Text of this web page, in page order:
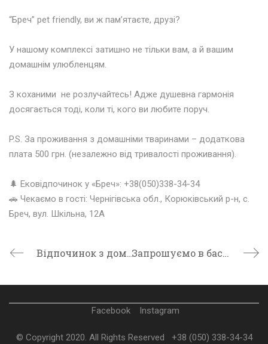
“Бреч” рet friendly, ви ж пам’ятаєте, друзі?
У нашому комплексі затишно не тільки вам, а й вашим
домашнім улюбленцям.
З коханими не розлучайтесь! Адже душевна гармонія
досягається тоді, коли ті, кого ви любите поруч.
P.S. За проживання з домашніми тваринами – додаткова
плата 500 грн. (незалежно від тривалості проживання).
🌲 Ековідпочинок у «Бреч»: +38(050)338-34-34
🚗 Чекаємо в гості: Чернігівська обл., Корюківський р-н, с.
Бреч, вул. Шкільна, 12А
Відпочинок з домашніми улюбленцями. Запрошуємо в басейн “Східний”!
Facebook Instagram
© Copyright 2020. All Rights Reserved +38 (050) 338-34-34